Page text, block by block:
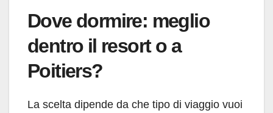
Dove dormire: meglio
dentro il resort o a
Poitiers?
La scelta dipende da che tipo di viaggio vuoi